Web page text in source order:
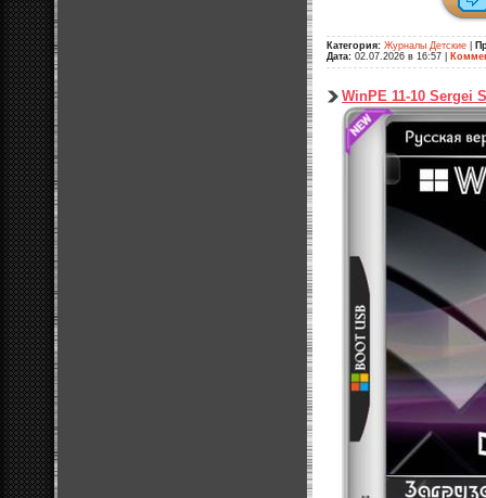
Категория: Журналы Детские
Дата: 02.07.2026 в 16:57
WinPE 11-10 Sergei